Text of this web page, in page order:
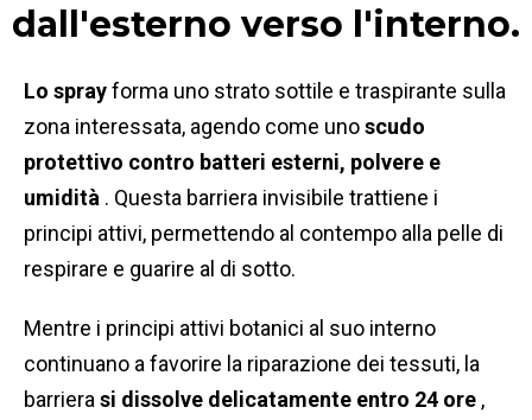
dall'esterno verso l'interno.
Lo sprayforma uno strato sottile e traspirante sulla
zona interessata, agendo come unoscudo
protettivo contro batteri esterni, polvere e
umidità . Questa barriera invisibile trattiene i
principi attivi, permettendo al contempo alla pelle di
respirare e guarire al di sotto.
Mentre i principi attivi botanici al suo interno
continuano a favorire la riparazione dei tessuti, la
barriera si dissolve delicatamente entro 24 ore ,